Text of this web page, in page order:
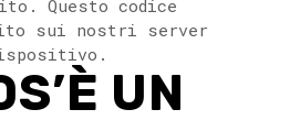
Questo codice
sui nostri server
UN